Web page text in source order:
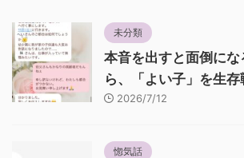
未分類
本音を出すと面倒に
ら、「よい子」を生
2026/7/12
惚気話